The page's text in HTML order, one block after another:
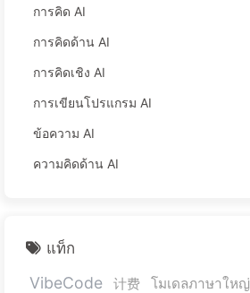
การคิด AI
การคิดด้าน AI
การคิดเชิง AI
การเขียนโปรแกรม AI
ข้อความ AI
ความคิดด้าน AI
แท็ก
VibeCode 计费 โมเดลภาษาใหญ่